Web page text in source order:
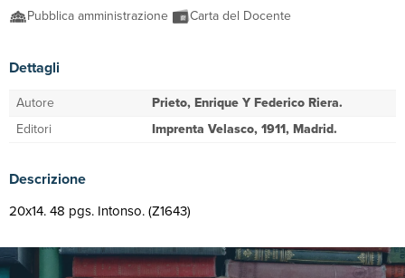
Pubblica amministrazione
Carta del Docente
Dettagli
Autore
Prieto, Enrique Y Federico Riera.
Editori
Imprenta Velasco, 1911, Madrid.
Descrizione
20x14. 48 pgs. Intonso. (Z1643)